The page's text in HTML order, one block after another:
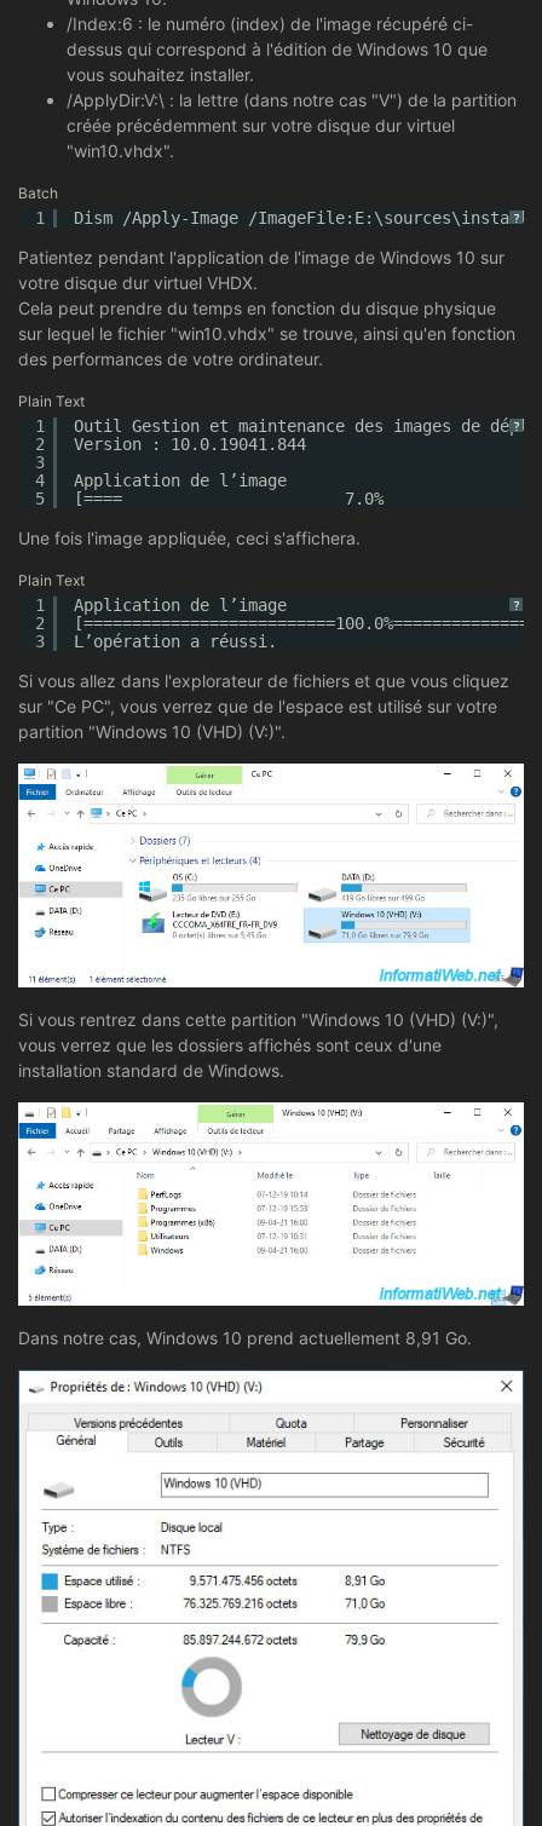
/Index:6 : le numéro (index) de l'image récupéré ci-
dessus qui correspond à l'édition de Windows 10 que
vous souhaitez installer.
/ApplyDir:V:\ : la lettre (dans notre cas "V") de la partition
créée précédemment sur votre disque dur virtuel
"win10.vhdx".
Batch
?
1 Dism /Apply-Image /
Patientez pendant l'application de l'image de Windows 10 sur
votre disque dur virtuel VHDX.
Cela peut prendre du temps en fonction du disque physique
sur lequel le fichier "win10.vhdx" se trouve, ainsi qu'en fonction
des performances de votre ordinateur.
Plain Text
?
1
2
3
4
5
Outil Gestion et maintenance des images de
Version : 10.0.19041.844
Application de l’image
[====                       7.0%
Une fois l'image appliquée, ceci s'affichera.
Plain Text
?
1
2
3
Application de l’image
L’opération a réussi.
Si vous allez dans l'explorateur de fichiers et que vous cliquez
sur "Ce PC", vous verrez que de l'espace est utilisé sur votre
partition "Windows 10 (VHD) (V:)".
Si vous rentrez dans cette partition "Windows 10 (VHD) (V:)",
vous verrez que les dossiers affichés sont ceux d'une
installation standard de Windows.
Dans notre cas, Windows 10 prend actuellement 8,91 Go.